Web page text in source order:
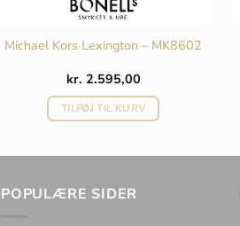
Michael Kors Lexington – MK8602
kr. 2.595,00
TILFØJ TIL KURV
POPULÆRE SIDER